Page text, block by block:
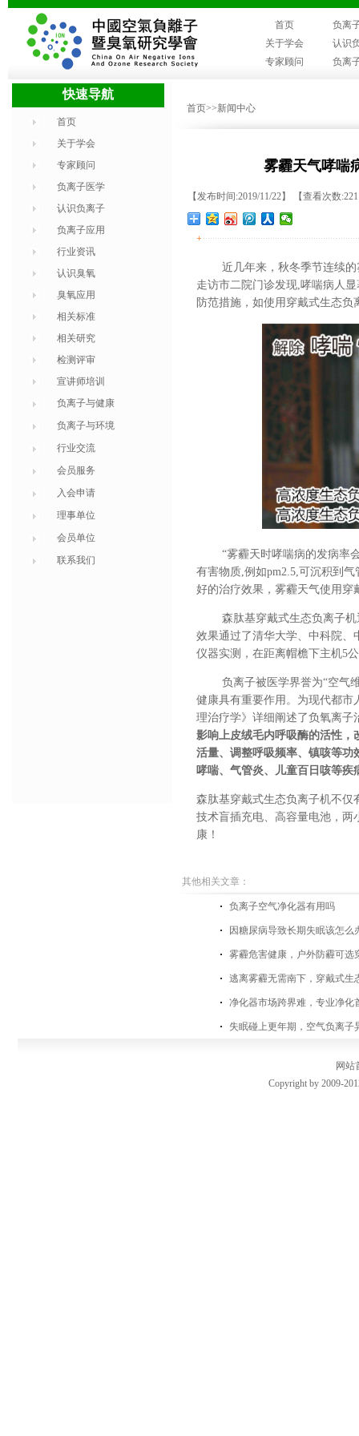
首页
负离
关于学会
认识
专家顾问
负离
快速导航
首页
关于学会
专家顾问
负离子医学
认识负离子
负离子应用
行业资讯
认识臭氧
臭氧应用
相关标准
相关研究
检测评审
宣讲师培训
负离子与健康
负离子与环境
行业交流
会员服务
入会申请
理事单位
会员单位
联系我们
首页>>新闻中心
雾霾天气哮喘
【发布时间:2019/11/22】 【查看次数
+
近几年来，秋冬季节连续
走访市二院门诊发现,哮喘病人
防范措施，如使用穿戴式生态
“雾霾天时哮喘病的发病率
有害物质,例如pm2.5,可沉积到
好的治疗效果，雾霾天气使用穿
森肽基穿戴式生态负离子机
效果通过了清华大学、中科院、
仪器实测，在距离帽檐下主机5
负离子被医学界誉为“空气
健康具有重要作用。为现代都市
理治疗学》详细阐述了负氧离子
影响上皮绒毛内呼吸酶的活性，
活量、调整呼吸频率、镇咳等功
哮喘、气管炎、儿童百日咳等疾
森肽基穿戴式生态负离子机不仅
技术盲插充电、高容量电池，两
康！
其他相关文章：
负离子空气净化器有用吗
因糖尿病导致长期失眠该怎么
雾霾危害健康，户外防霾可选
逃离雾霾无需南下，穿戴式生
净化器市场跨界难，专业净化
失眠碰上更年期，空气负离子
网站
Copyright by 2009-